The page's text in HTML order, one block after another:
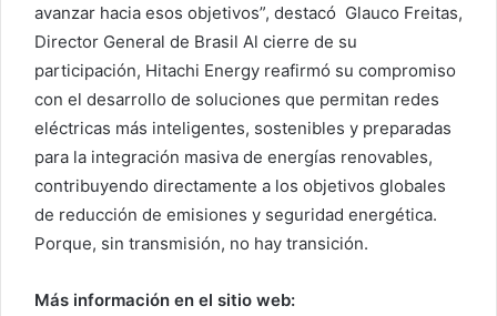
avanzar hacia esos objetivos”, destacó Glauco Freitas,
Director General de Brasil Al cierre de su
participación, Hitachi Energy reafirmó su compromiso
con el desarrollo de soluciones que permitan redes
eléctricas más inteligentes, sostenibles y preparadas
para la integración masiva de energías renovables,
contribuyendo directamente a los objetivos globales
de reducción de emisiones y seguridad energética.
Porque, sin transmisión, no hay transición.
Más información en el sitio web: